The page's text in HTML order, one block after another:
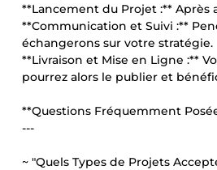
**Lancement du Projet :**
**Communication et Suivi :**
échangerons sur votre stratégie.
**Livraison et Mise en Ligne :**
pourrez alors le publier et
**Questions Fréquemment
---
~ "Quels Types de Projets